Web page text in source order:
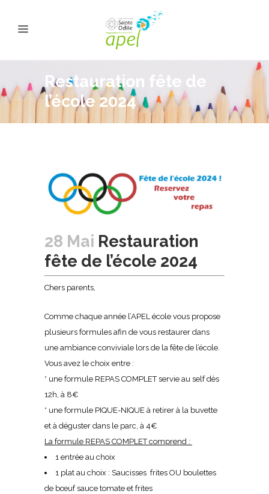
Restauration fête de
l’école 2024
28 Mai Restauration
fête de l’école 2024
Chers parents,
Comme chaque année l’APEL école vous propose
plusieurs formules afin de vous restaurer dans
une ambiance conviviale lors de la fête de l’école.
Vous avez le choix entre :
* une formule REPAS COMPLET servie au self dès
12h, à 8€
* une formule PIQUE-NIQUE à retirer à la buvette
et à déguster dans le parc, à 4€
La formule REPAS COMPLET comprend :
1 entrée au choix
1 plat au choix : Saucisses frites OU boulettes
de bœuf sauce tomate et frites